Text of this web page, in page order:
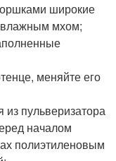
широкие
влажным мхом;
меняйте его
из пульверизатора
началом
полиэтиленовым